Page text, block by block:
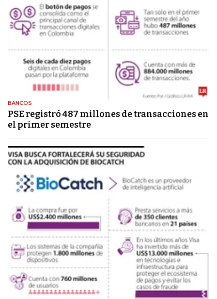
BANCOS
PSE registró 487 millones de transacciones en
el primer semestre